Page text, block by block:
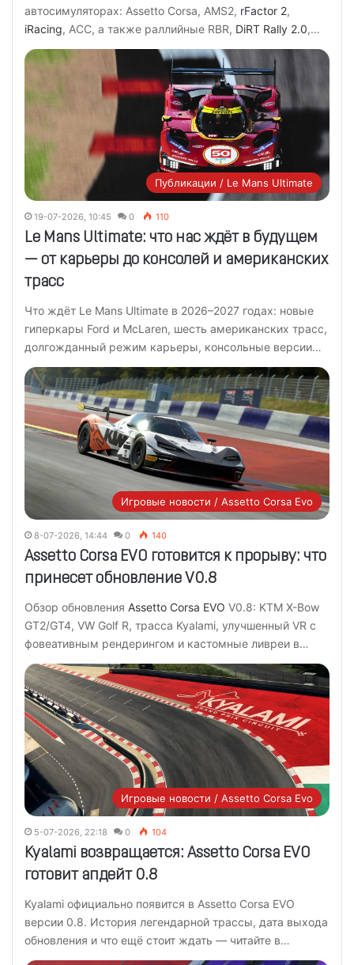
автосимуляторах: Assetto Corsa, AMS2, rFactor 2,
iRacing, ACC, а также раллийные RBR, DiRT Rally 2.0,…
Публикации / Le Mans Ultimate
19-07-2026, 10:45 0 110
Le Mans Ultimate: что нас ждёт в будущем
— от карьеры до консолей и американских
трасс
Что ждёт Le Mans Ultimate в 2026–2027 годах: новые
гиперкары Ford и McLaren, шесть американских трасс,
долгожданный режим карьеры, консольные версии…
Игровые новости / Assetto Corsa Evo
8-07-2026, 14:44 0 140
Assetto Corsa EVO готовится к прорыву: что
принесет обновление V0.8
Обзор обновленияAssetto Corsa EVO V0.8: KTM X-Bow
GT2/GT4, VW Golf R, трасса Kyalami, улучшенный VR с
фовеативным рендерингом и кастомные ливреи в…
Игровые новости / Assetto Corsa Evo
5-07-2026, 22:18 0 104
Kyalami возвращается: Assetto Corsa EVO
готовит апдейт 0.8
Kyalami официально появится в Assetto Corsa EVO
версии 0.8. История легендарной трассы, дата выхода
обновления и что ещё стоит ждать — читайте в…